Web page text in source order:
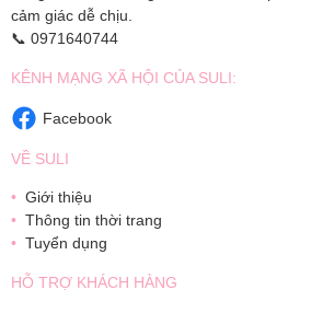
cảm giác dễ chịu.
📞 0971640744
KÊNH MẠNG XÃ HỘI CỦA SULI:
Facebook
VỀ SULI
Giới thiệu
Thông tin thời trang
Tuyển dụng
HỖ TRỢ KHÁCH HÀNG